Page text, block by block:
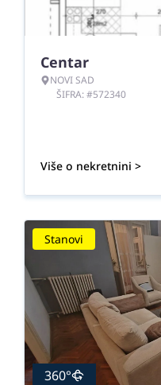
Centar
NOVI SAD
ŠIFRA: #572340
Više o nekretnini >
Stanovi
360°